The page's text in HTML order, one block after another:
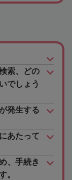
索、どの
でしょう
発生する
あたって
、手続き
。